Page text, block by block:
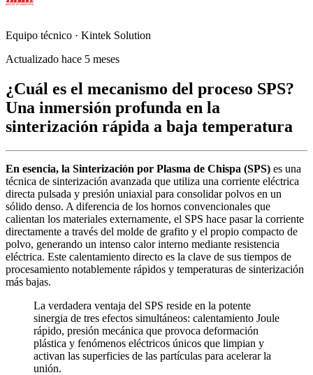
Equipo técnico · Kintek Solution
Actualizado hace 5 meses
¿Cuál es el mecanismo del proceso SPS?
Una inmersión profunda en la
sinterización rápida a baja temperatura
En esencia, la Sinterización por Plasma de Chispa (SPS) es una
técnica de sinterización avanzada que utiliza una corriente eléctrica
directa pulsada y presión uniaxial para consolidar polvos en un
sólido denso. A diferencia de los hornos convencionales que
calientan los materiales externamente, el SPS hace pasar la corriente
directamente a través del molde de grafito y el propio compacto de
polvo, generando un intenso calor interno mediante resistencia
eléctrica. Este calentamiento directo es la clave de sus tiempos de
procesamiento notablemente rápidos y temperaturas de sinterización
más bajas.
La verdadera ventaja del SPS reside en la potente
sinergia de tres efectos simultáneos: calentamiento Joule
rápido, presión mecánica que provoca deformación
plástica y fenómenos eléctricos únicos que limpian y
activan las superficies de las partículas para acelerar la
unión.